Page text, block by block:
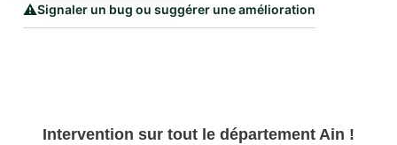
⚠️Signaler un bug ou suggérer une amélioration
Intervention sur tout le département Ain !